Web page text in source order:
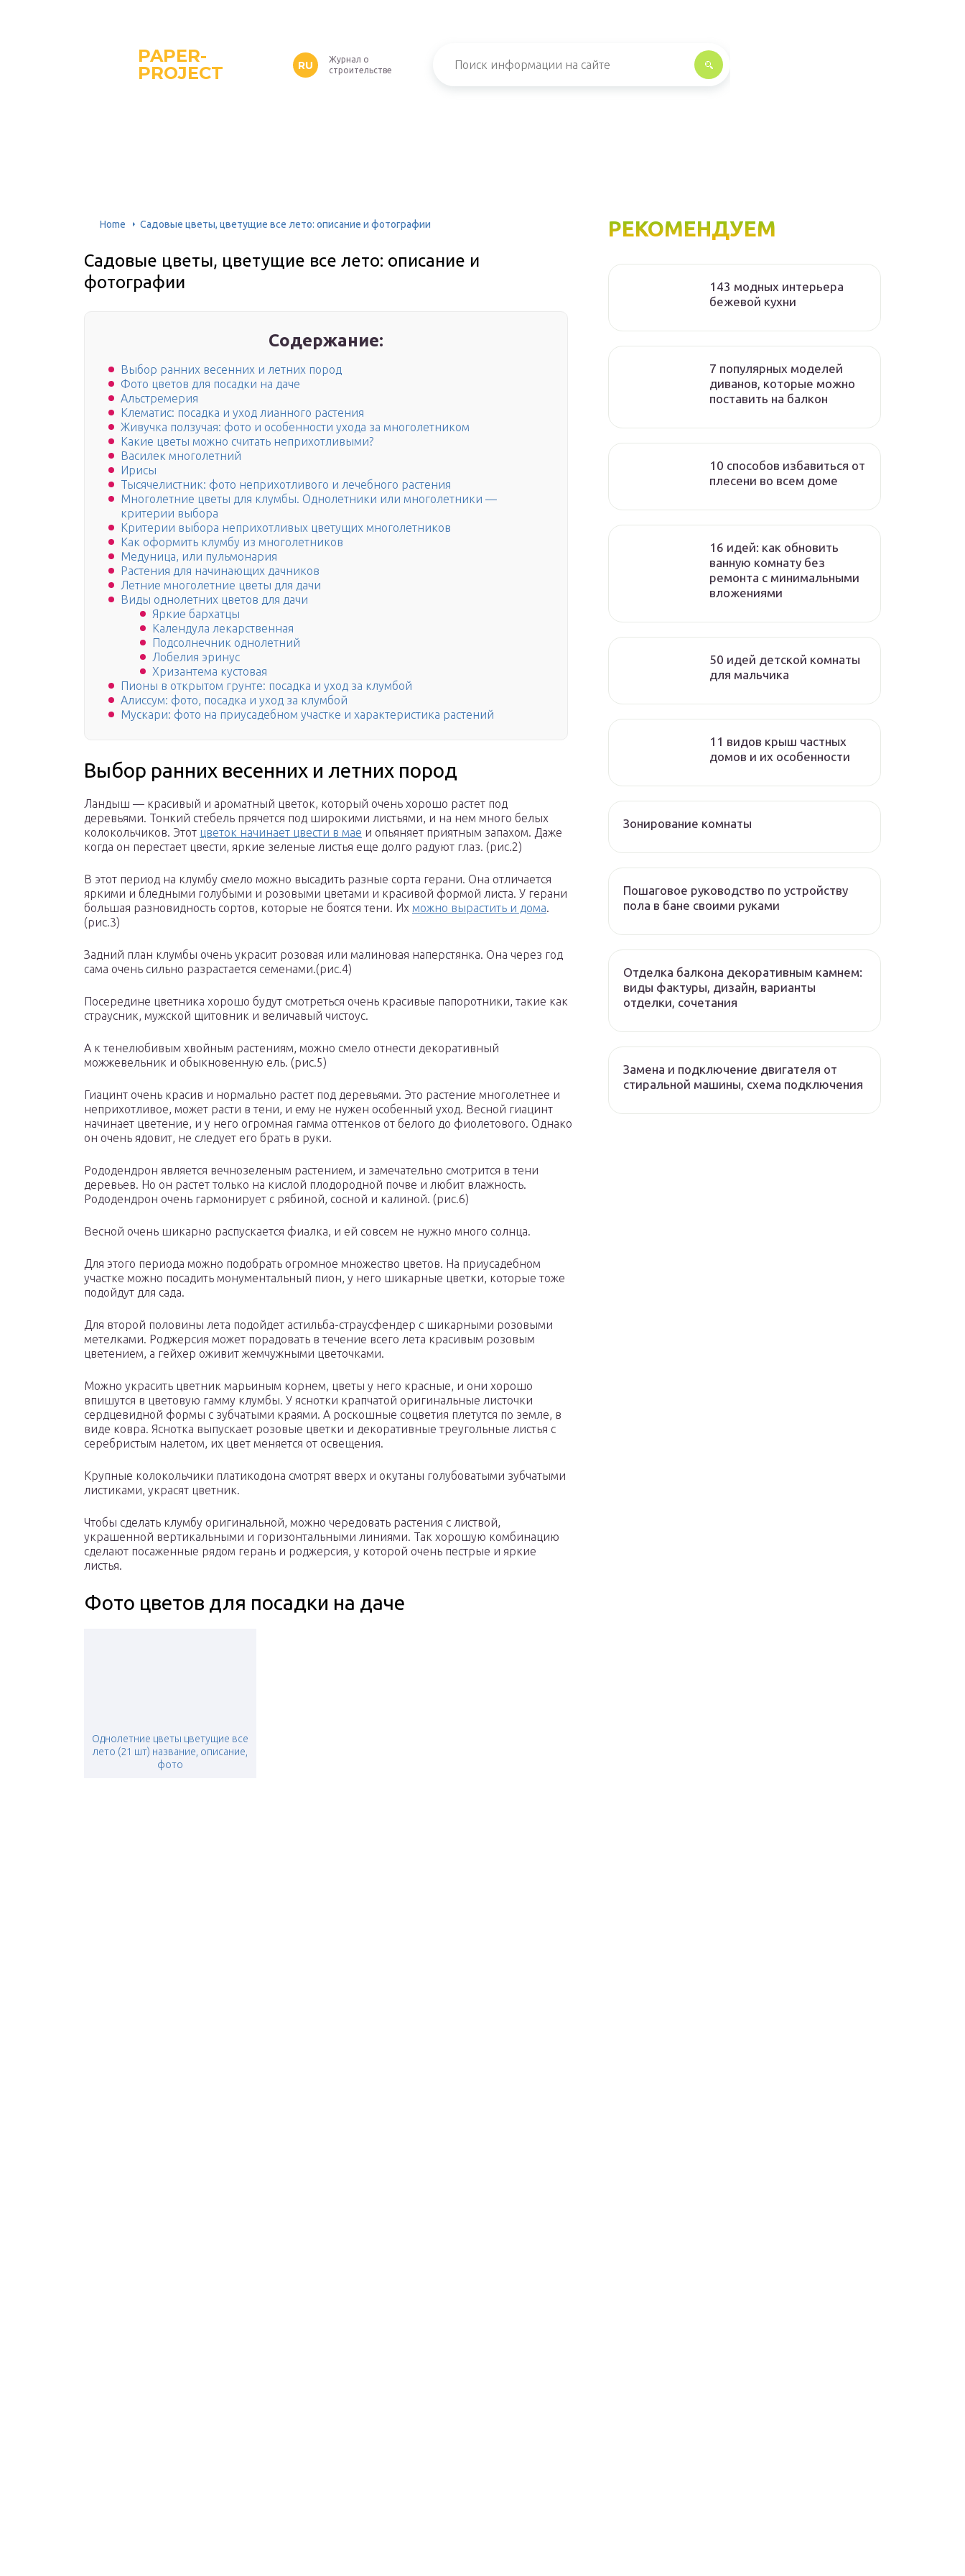
PAPER-
PROJECT
RU
Журнал о
строительстве
Home Садовые цветы, цветущие все лето: описание и фотографии
Садовые цветы, цветущие все лето: описание и
фотографии
Содержание:
Выбор ранних весенних и летних пород
Фото цветов для посадки на даче
Альстремерия
Клематис: посадка и уход лианного растения
Живучка ползучая: фото и особенности ухода за многолетником
Какие цветы можно считать неприхотливыми?
Василек многолетний
Ирисы
Тысячелистник: фото неприхотливого и лечебного растения
Многолетние цветы для клумбы. Однолетники или многолетники —
критерии выбора
Критерии выбора неприхотливых цветущих многолетников
Как оформить клумбу из многолетников
Медуница, или пульмонария
Растения для начинающих дачников
Летние многолетние цветы для дачи
Виды однолетних цветов для дачи
Яркие бархатцы
Календула лекарственная
Подсолнечник однолетний
Лобелия эринус
Хризантема кустовая
Пионы в открытом грунте: посадка и уход за клумбой
Алиссум: фото, посадка и уход за клумбой
Мускари: фото на приусадебном участке и характеристика растений
Выбор ранних весенних и летних пород
Ландыш — красивый и ароматный цветок, который очень хорошо растет под
деревьями. Тонкий стебель прячется под широкими листьями, и на нем много белых
колокольчиков. Этот цветок начинает цвести в мае и опьяняет приятным запахом. Даже
когда он перестает цвести, яркие зеленые листья еще долго радуют глаз. (рис.2)
В этот период на клумбу смело можно высадить разные сорта герани. Она отличается
яркими и бледными голубыми и розовыми цветами и красивой формой листа. У герани
большая разновидность сортов, которые не боятся тени. Их можно вырастить и дома.
(рис.3)
Задний план клумбы очень украсит розовая или малиновая наперстянка. Она через год
сама очень сильно разрастается семенами.(рис.4)
Посередине цветника хорошо будут смотреться очень красивые папоротники, такие как
страусник, мужской щитовник и величавый чистоус.
А к тенелюбивым хвойным растениям, можно смело отнести декоративный
можжевельник и обыкновенную ель. (рис.5)
Гиацинт очень красив и нормально растет под деревьями. Это растение многолетнее и
неприхотливое, может расти в тени, и ему не нужен особенный уход. Весной гиацинт
начинает цветение, и у него огромная гамма оттенков от белого до фиолетового. Однако
он очень ядовит, не следует его брать в руки.
Рододендрон является вечнозеленым растением, и замечательно смотрится в тени
деревьев. Но он растет только на кислой плодородной почве и любит влажность.
Рододендрон очень гармонирует с рябиной, сосной и калиной. (рис.6)
Весной очень шикарно распускается фиалка, и ей совсем не нужно много солнца.
Для этого периода можно подобрать огромное множество цветов. На приусадебном
участке можно посадить монументальный пион, у него шикарные цветки, которые тоже
подойдут для сада.
Для второй половины лета подойдет астильба-страусфендер с шикарными розовыми
метелками. Роджерсия может порадовать в течение всего лета красивым розовым
цветением, а гейхер оживит жемчужными цветочками.
Можно украсить цветник марьиным корнем, цветы у него красные, и они хорошо
впишутся в цветовую гамму клумбы. У яснотки крапчатой оригинальные листочки
сердцевидной формы с зубчатыми краями. А роскошные соцветия плетутся по земле, в
виде ковра. Яснотка выпускает розовые цветки и декоративные треугольные листья с
серебристым налетом, их цвет меняется от освещения.
Крупные колокольчики платикодона смотрят вверх и окутаны голубоватыми зубчатыми
листиками, украсят цветник.
Чтобы сделать клумбу оригинальной, можно чередовать растения с листвой,
украшенной вертикальными и горизонтальными линиями. Так хорошую комбинацию
сделают посаженные рядом герань и роджерсия, у которой очень пестрые и яркие
листья.
Фото цветов для посадки на даче
Однолетние цветы цветущие все
лето (21 шт) название, описание,
фото
РЕКОМЕНДУЕМ
143 модных интерьера
бежевой кухни
7 популярных моделей
диванов, которые можно
поставить на балкон
10 способов избавиться от
плесени во всем доме
16 идей: как обновить
ванную комнату без
ремонта с минимальными
вложениями
50 идей детской комнаты
для мальчика
11 видов крыш частных
домов и их особенности
Зонирование комнаты
Пошаговое руководство по устройству
пола в бане своими руками
Отделка балкона декоративным камнем:
виды фактуры, дизайн, варианты
отделки, сочетания
Замена и подключение двигателя от
стиральной машины, схема подключения